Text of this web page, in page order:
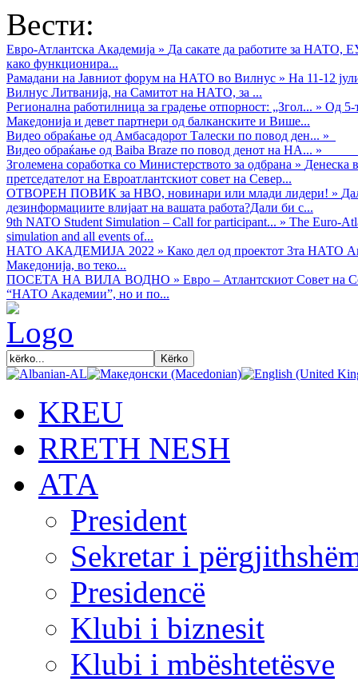
Вести:
Евро-Атлантска Академија » Да сакате да работите за НАТО,
како функционира...
Рамадани на Јавниот форум на НАТО во Вилнус » На 11-12
Вилнус Литванија, на Самитот на НАТО, за ...
Регионална работилница за градење отпорност: „Згол... » Од 5-
Македонија и девет партнери од балканските и Више...
Видео обраќањe од Амбасадорот Талески по повод ден... »
Видео обраќање од Baiba Braze по повод денот на НА... »
Зголемена соработка со Министерството за одбрана » Денеска
претседателот на Евроатлантскиот совет на Север...
ОТВОРЕН ПОВИК за НВО, новинари или млади лидери! »
дезинформациите влијаат на вашата работа?Дали би с...
9th NATO Student Simulation – Call for participant... » The Euro-
simulation and all events of...
НАТО АКАДЕМИЈА 2022 » Како дел од проектот 3та НАТО
Македонија, во теко...
ПОСЕТА НА ВИЛА ВОДНО » Евро – Атлантскиот Совет на
“НАТО Академии”, но и по...
KREU
RRETH NESH
АТА
President
Sekretar i
Presidencë
Klubi i biznesit
Klubi i mbështetësve